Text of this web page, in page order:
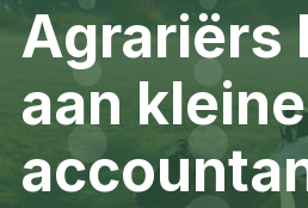
Agrariërs
aan kleine